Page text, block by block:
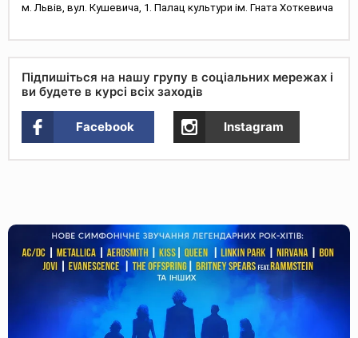
м. Львів, вул. Кушевича, 1. Палац культури ім. Гната Хоткевича
Підпишіться на нашу групу в соціальних мережах і
ви будете в курсі всіх заходів
Facebook Instagram